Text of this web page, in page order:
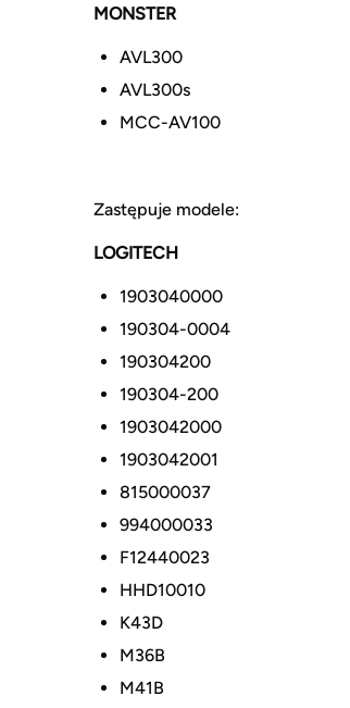
MONSTER
AVL300
AVL300s
MCC-AV100
Zastępuje modele:
LOGITECH
1903040000
190304-0004
190304200
190304-200
1903042000
1903042001
815000037
994000033
F12440023
HHD10010
K43D
M36B
M41B